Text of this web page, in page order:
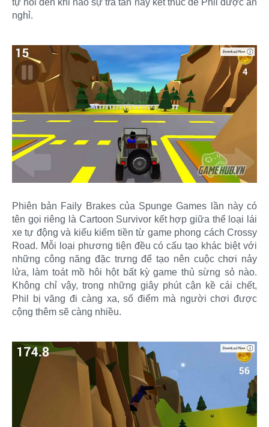
nghỉ.
Phiên bản Faily Brakes của Spunge Games lần này có
tên gọi riêng là Cartoon Survivor kết hợp giữa thể loại lái
xe tự động và kiểu kiếm tiền từ game phong cách Crossy
Road. Mỗi loại phương tiện đều có cấu tạo khác biệt với
những công năng đặc trưng để tạo nên cuộc chơi nảy
lửa, làm toát mồ hôi hột bất kỳ game thủ sừng sỏ nào.
Không chỉ vậy, trong những giây phút cận kề cái chết,
Phil bị văng đi càng xa, số điểm mà người chơi được
cộng thêm sẽ càng nhiều.